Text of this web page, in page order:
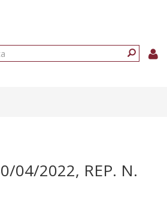
04/2022, REP. N.